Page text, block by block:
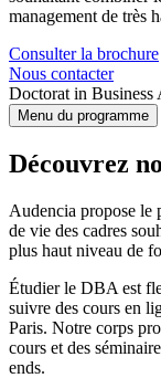
management de très
Consulter la brochure
Nous contacter
Doctorat in Business
Menu du programme
Découvrez
Audencia propose le
de vie des cadres
plus haut niveau de
Étudier le DBA est
suivre des cours en
Paris. Notre corps
cours et des
ends.